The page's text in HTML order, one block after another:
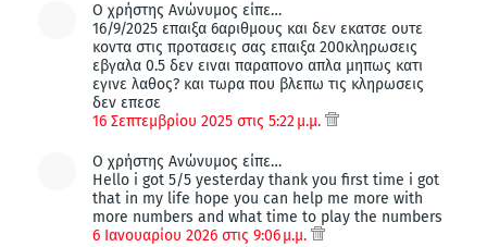
Ο χρήστης Ανώνυμος είπε…
16/9/2025 επαιξα 6αριθμους και δεν εκατσε ουτε
κοντα στις προτασεις σας επαιξα 200κληρωσεις
εβγαλα 0.5 δεν ειναι παραπονο απλα μηπως κατι
εγινε λαθος? και τωρα που βλεπω τις κληρωσεις
δεν επεσε
16 Σεπτεμβρίου 2025 στις 5:22 μ.μ.
Ο χρήστης Ανώνυμος είπε…
Hello i got 5/5 yesterday thank you first time i got
that in my life hope you can help me more with
more numbers and what time to play the numbers
6 Ιανουαρίου 2026 στις 9:06 μ.μ.